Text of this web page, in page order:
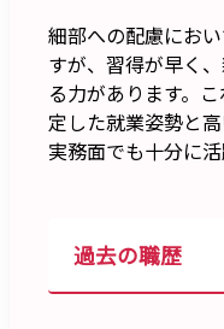
細部への配慮にお
すが、習得が早く
る力があります。
定した就業姿勢と
実務面でも十分に
過去の職歴